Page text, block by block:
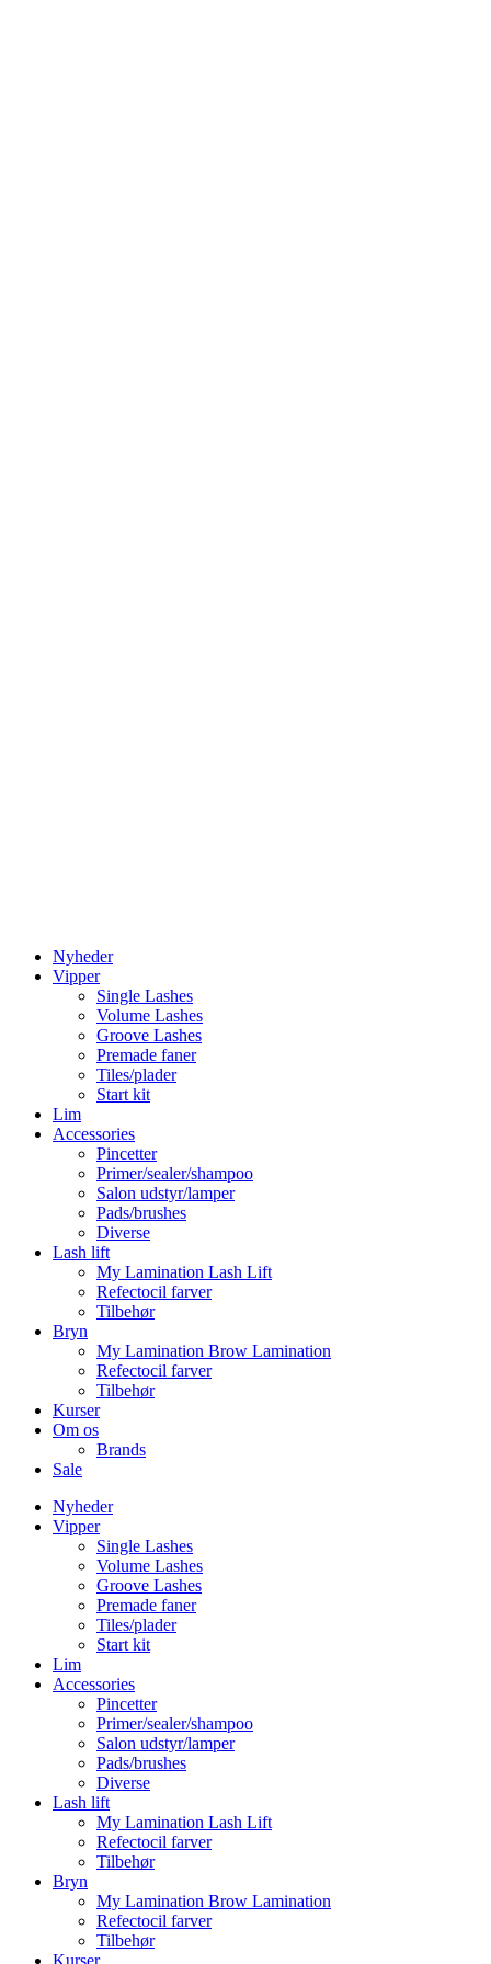
Nyheder
Vipper
Single Lashes
Volume Lashes
Groove Lashes
Premade faner
Tiles/plader
Start kit
Lim
Accessories
Pincetter
Primer/sealer/shampoo
Salon udstyr/lamper
Pads/brushes
Diverse
Lash lift
My Lamination Lash Lift
Refectocil farver
Tilbehør
Bryn
My Lamination Brow Lamination
Refectocil farver
Tilbehør
Kurser
Om os
Brands
Sale
Nyheder
Vipper
Single Lashes
Volume Lashes
Groove Lashes
Premade faner
Tiles/plader
Start kit
Lim
Accessories
Pincetter
Primer/sealer/shampoo
Salon udstyr/lamper
Pads/brushes
Diverse
Lash lift
My Lamination Lash Lift
Refectocil farver
Tilbehør
Bryn
My Lamination Brow Lamination
Refectocil farver
Tilbehør
Kurser